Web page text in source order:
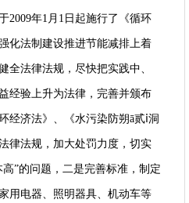
2009年1月1日起施行了《循环
化法制建设推进节能减排上着
全法律法规，尽快把实践中、
经验上升为法律，完善并颁布
经济法》、《水污染防朔ā贰ⅰ洞
律法规，加大处罚力度，切实
”的问题，二是完善标准，制定
用电器、照明器具、机动车等